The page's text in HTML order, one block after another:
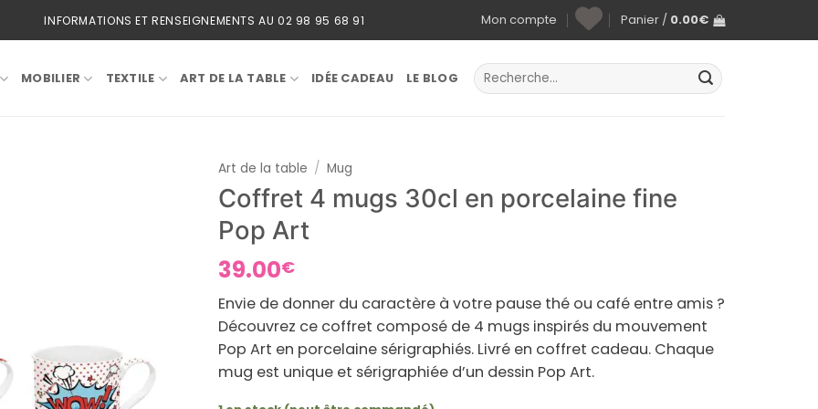
INFORMATIONS ET RENSEIGNEMENTS AU 02 98 95 68 91 Mon compte Panier / 0.00€
MOBILIER TEXTILE ART DE LA TABLE IDÉE CADEAU LE BLOG
Recherche
pour :
Art de la table / Mug
Coffret 4 mugs 30cl en porcelaine fine
Pop Art
39.00€
Envie de donner du caractère à votre pause thé ou café entre amis ?
Découvrez ce coffret composé de 4 mugs inspirés du mouvement
Pop Art en porcelaine sérigraphiés. Livré en coffret cadeau. Chaque
mug est unique et sérigraphiée d’un dessin Pop Art.